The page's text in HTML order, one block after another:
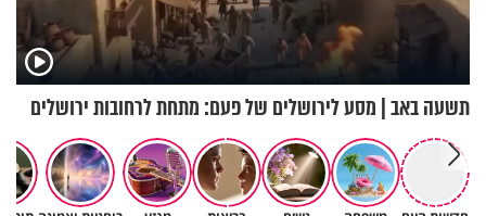
תשעה באב | מסע לירושלים של פעם: מתחת לרחובות ירושלים